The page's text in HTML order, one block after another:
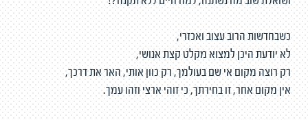
כשבחדשות הרוב עצוב ואכזרי,
לא יודעת היכן למצוא מקלט קצת אנושי,
רק רוצה מקום אי שם בעולמך, רק כוון אותי, האר את דרכך,
אין מקום אחר, זו בחירתך, כי זוהי ארצי וזהו עמך.